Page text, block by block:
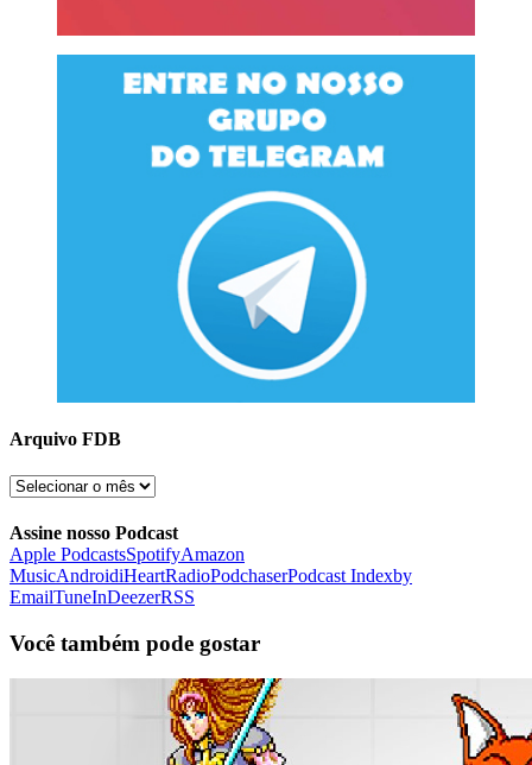
Arquivo FDB
Arquivo
Assine nosso Podcast
Apple PodcastsSpotifyAmazon
MusicAndroidiHeartRadioPodchaserPodcast Indexby
EmailTuneInDeezerRSS
Você também pode gostar